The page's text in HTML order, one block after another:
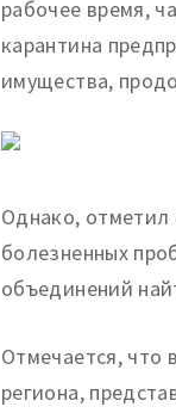
рабочее время,
карантина
имущества,
Однако, отметил
болезненных
объединений
Отмечается, что
региона,